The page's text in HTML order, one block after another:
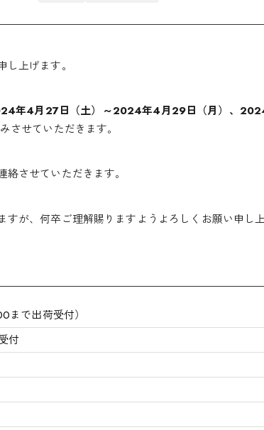
上げます。
年4月27日（土）～2024年4月29日（月）、
させていただきます。
させていただきます。
が、何卒ご理解賜りますようよろしくお願い申し上
まで出荷受付）
付